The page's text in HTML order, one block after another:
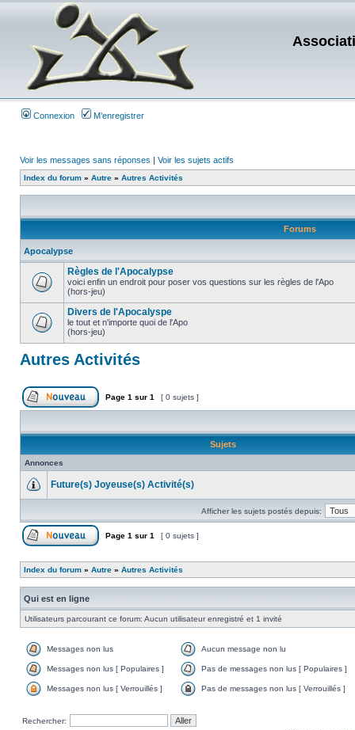
Connexion M’enregistrer
Voir les messages sans réponses | Voir les sujets actifs
Index du forum » Autre » Autres Activités
Forums
Apocalypse
Règles de l'Apocalypse
voici enfin un endroit pour poser vos questions sur les règles de l'Apo
(hors-jeu)
Divers de l'Apocalyspe
le tout et n'importe quoi de l'Apo
(hors-jeu)
Autres Activités
Page 1 sur 1 [ 0 sujets ]
Sujets
Annonces
Future(s) Joyeuse(s) Activité(s)
Afficher les sujets postés depuis:
Page 1 sur 1 [ 0 sujets ]
Index du forum » Autre » Autres Activités
Qui est en ligne
Utilisateurs parcourant ce forum: Aucun utilisateur enregistré et 1 invité
Messages non lus Aucun message non lu
Messages non lus [ Populaires ] Pas de messages non lus [ Populaires ]
Messages non lus [ Verrouillés ] Pas de messages non lus [ Verrouillés ]
Rechercher: